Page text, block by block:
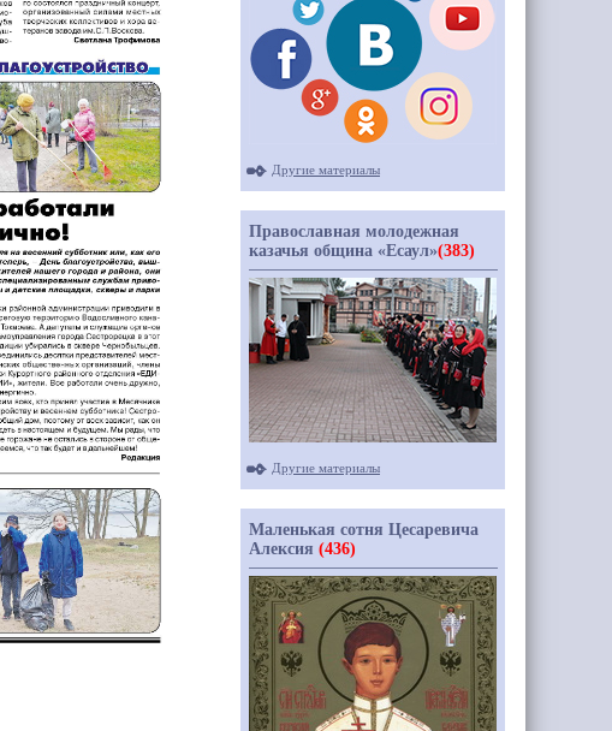
Другие материалы
Православная молодежная
казачья община «Есаул»(383)
Другие материалы
Маленькая сотня Цесаревича
Алексия (436)